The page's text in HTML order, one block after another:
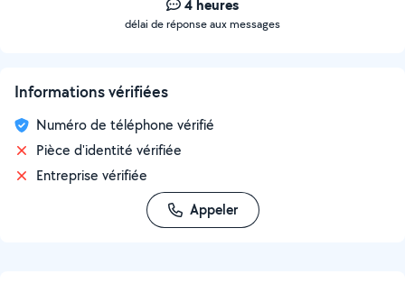
4 heures
délai de réponse aux messages
Informations vérifiées
Numéro de téléphone vérifié
Pièce d'identité vérifiée
Entreprise vérifiée
Appeler